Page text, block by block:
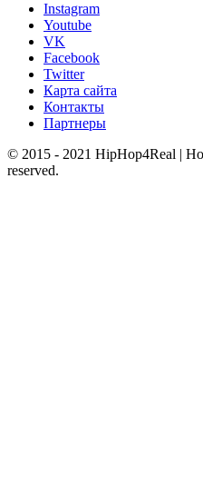
Instagram
Youtube
VK
Facebook
Twitter
Карта сайта
Контакты
Партнеры
© 2015 - 2021 HipHop4Real |
reserved.